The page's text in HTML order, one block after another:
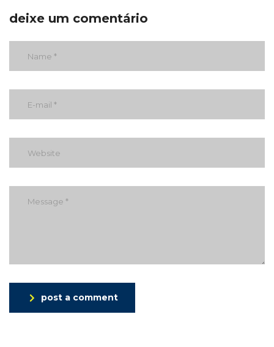
deixe um comentário
post a comment